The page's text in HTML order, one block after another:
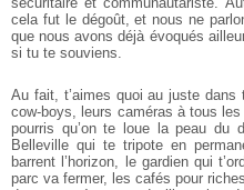
cela fut le dégoût, et nous ne
que nous avons déjà évoqués
si tu te souviens.
Au fait, t’aimes quoi au juste
cow-boys, leurs caméras à tous
pourris qu’on te loue la peau
Belleville qui te tripote en
barrent l’horizon, le gardien qui
parc va fermer, les cafés pour